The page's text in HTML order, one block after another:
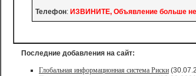
Телефон: ИЗВИНИТЕ, Объявление больше не
Последние добавления на сайт:
Глобальная информационная система Риски